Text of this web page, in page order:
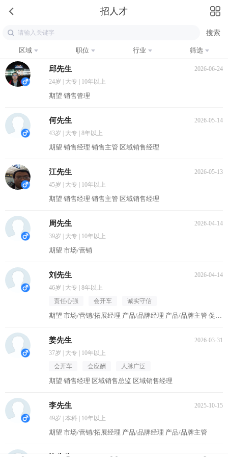
招人才
区域 职位 行业 筛选
邱先生
2026-06-24
24岁 | 大专 | 10年以上
期望 销售管理
何先生
2026-05-14
43岁 | 大专 | 8年以上
期望 销售经理 销售主管 区域销售经理
江先生
2026-05-13
45岁 | 大专 | 10年以上
期望 销售经理 销售主管 区域销售经理
周先生
2026-04-14
39岁 | 大专 | 10年以上
期望 市场/营销
刘先生
2026-04-14
46岁 | 大专 | 8年以上
责任心强
会开车 诚实守信
期望 市场/营销/拓展经理 产品/品牌经理 产品/品牌主管 促销主管/督导 区域销售经理
姜先生
2026-03-31
37岁 | 大专 | 10年以上
会开车
会应酬 人脉广泛
期望 销售经理 区域销售总监 区域销售经理
李先生
2025-10-15
49岁 | 本科 | 10年以上
期望 市场/营销/拓展经理 产品/品牌经理 产品/品牌主管